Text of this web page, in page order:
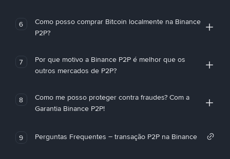
6
Como posso comprar Bitcoin localmente na Binance
P2P?
7
Por que motivo a Binance P2P é melhor que os
outros mercados de P2P?
8
Como me posso proteger contra fraudes? Com a
Garantia Binance P2P!
9 Perguntas Frequentes – transação P2P na Binance